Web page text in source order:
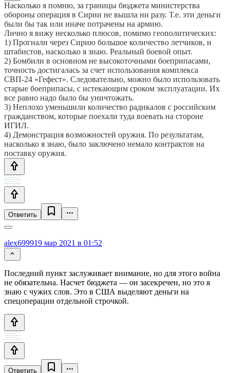
Насколько я помню, за границы бюджета министерства
обороны операция в Сирии не вышла ни разу. Т.е. эти деньги
были бы так или иначе потрачены на армию.
Лично я вижу несколько плюсов, помимо геополитических:
1) Прогнали через Сирию большое количество летчиков, и
штабистов, насколько я знаю. Реальный боевой опыт.
2) Бомбили в основном не высокоточными боеприпасами,
точность достигалась за счет использования комплекса
СВП-24 «Гефест». Следовательно, можно было использовать
старые боеприпасы, с истекающим сроком эксплуатации. Их
все равно надо было бы уничтожать.
3) Неплохо уменьшили количество радикалов с российским
гражданством, которые поехали туда воевать на стороне
ИГИЛ.
4) Демонстрация возможностей оружия. По результатам,
насколько я знаю, было заключено немало контрактов на
поставку оружия.
Ответить
alex699919 мар 2021 в 01:52
Последний пункт заслуживает внимание, но для этого война
не обязательна. Насчет бюджета — он засекречен, но это я
знаю с чужих слов. Это в США выделяют деньги на
спецоперации отдельной строчкой.
Ответить